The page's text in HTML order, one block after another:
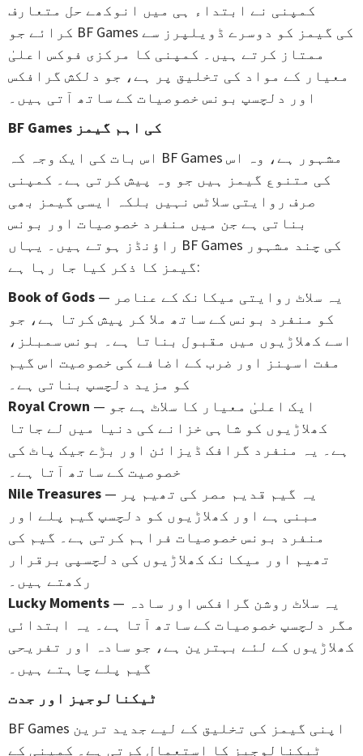
کمپنی نے ابتداء ہی میں انوکھے حل متعارف
کرائے جو BF Games کی گیمز کو دوسرے ڈویلپرز سے
ممتاز کرتے ہیں۔ کمپنی کا مرکزی فوکس اعلیٰ
معیار کے مواد کی تخلیق پر ہے، جو دلکش گرافکس
اور دلچسپ بونس خصوصیات کے ساتھ آتی ہیں۔
BF Games کی اہم گیمز
اس بات کی ایک وجہ کہ BF Games مشہور ہے، وہ اس
کی متنوع گیمز ہیں جو وہ پیش کرتی ہے۔ کمپنی
صرف روایتی سلاٹس نہیں بلکہ ایسی گیمز بھی
بناتی ہے جن میں منفرد خصوصیات اور بونس
راؤنڈز ہوتے ہیں۔ یہاں BF Games کی چند مشہور
گیمز کا ذکر کیا جا رہا ہے:
Book of Gods — یہ سلاٹ روایتی میکانک کے عناصر
کو منفرد بونس کے ساتھ ملا کر پیش کرتا ہے، جو
اسے کھلاڑیوں میں مقبول بناتا ہے۔ بونس سمبلز،
مفت اسپنز اور ضرب کے اضافے کی خصوصیت اس گیم
کو مزید دلچسپ بناتی ہے۔
Royal Crown — ایک اعلیٰ معیار کا سلاٹ ہے جو
کھلاڑیوں کو شاہی خزانے کی دنیا میں لے جاتا
ہے۔ یہ منفرد گرافک ڈیزائن اور بڑے جیک پاٹ کی
خصوصیت کے ساتھ آتا ہے۔
Nile Treasures — یہ گیم قدیم مصر کی تھیم پر
مبنی ہے اور کھلاڑیوں کو دلچسپ گیم پلے اور
منفرد بونس خصوصیات فراہم کرتی ہے۔ گیم کی
تھیم اور میکانک کھلاڑیوں کی دلچسپی برقرار
رکھتے ہیں۔
Lucky Moments — یہ سلاٹ روشن گرافکس اور سادہ
مگر دلچسپ خصوصیات کے ساتھ آتا ہے۔ یہ ابتدائی
کھلاڑیوں کے لئے بہترین ہے، جو سادہ اور تفریحی
گیم پلے چاہتے ہیں۔
ٹیکنالوجیز اور جدت
BF Games اپنی گیمز کی تخلیق کے لیے جدید ترین
ٹیکنالوجیز کا استعمال کرتی ہے۔ کمپنی کے